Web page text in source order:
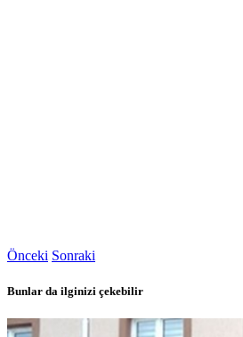
Önceki Sonraki
Bunlar da ilginizi çekebilir